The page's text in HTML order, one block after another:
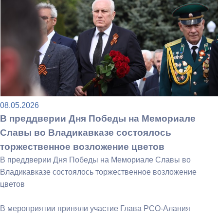
08.05.2026
В преддверии Дня Победы на Мемориале
Славы во Владикавказе состоялось
торжественное возложение цветов
В преддверии Дня Победы на Мемориале Славы во
Владикавказе состоялось торжественное возложение
цветов
В мероприятии приняли участие Глава РСО-Алания